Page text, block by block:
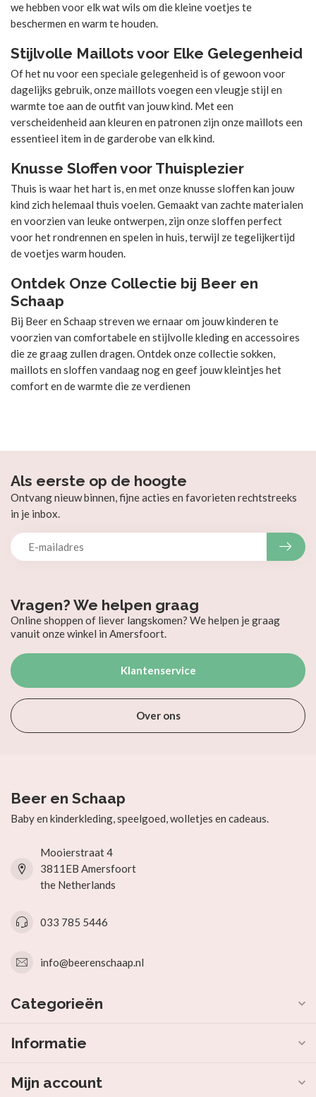
we hebben voor elk wat wils om die kleine voetjes te
beschermen en warm te houden.
Stijlvolle Maillots voor Elke Gelegenheid
Of het nu voor een speciale gelegenheid is of gewoon voor
dagelijks gebruik, onze maillots voegen een vleugje stijl en
warmte toe aan de outfit van jouw kind. Met een
verscheidenheid aan kleuren en patronen zijn onze maillots een
essentieel item in de garderobe van elk kind.
Knusse Sloffen voor Thuisplezier
Thuis is waar het hart is, en met onze knusse sloffen kan jouw
kind zich helemaal thuis voelen. Gemaakt van zachte materialen
en voorzien van leuke ontwerpen, zijn onze sloffen perfect
voor het rondrennen en spelen in huis, terwijl ze tegelijkertijd
de voetjes warm houden.
Ontdek Onze Collectie bij Beer en
Schaap
Bij Beer en Schaap streven we ernaar om jouw kinderen te
voorzien van comfortabele en stijlvolle kleding en accessoires
die ze graag zullen dragen. Ontdek onze collectie sokken,
maillots en sloffen vandaag nog en geef jouw kleintjes het
comfort en de warmte die ze verdienen
Vragen? We helpen graag
Online shoppen of liever langskomen? We helpen je graag
vanuit onze winkel in Amersfoort.
Klantenservice
Over ons
Als eerste op de hoogte
Ontvang nieuw binnen, fijne acties en favorieten rechtstreeks
in je inbox.
Beer en Schaap
Baby en kinderkleding, speelgoed, wolletjes en cadeaus.
Mooierstraat 4
3811EB Amersfoort
the Netherlands
033 785 5446
info@beerenschaap.nl
Categorieën
Informatie
Mijn account